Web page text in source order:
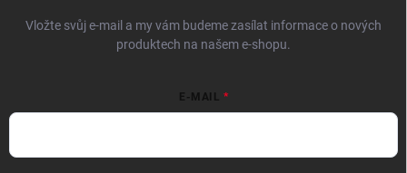
Vložte svůj e-mail a my vám budeme zasílat informace o nových
produktech na našem e-shopu.
E-MAIL